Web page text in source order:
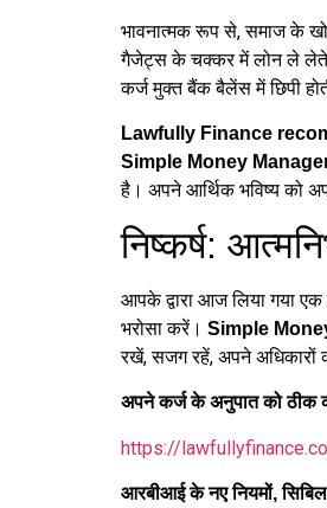
भावनात्मक रूप से, समाज के
गैजेट्स के चक्कर में लोन ले लेते हैं
कर्ज मुक्त बैंक बैलेंस में छिपी
Lawfully Finance
Simple Money
है। अपने आर्थिक भविष्य को
निष्कर्ष:
आपके द्वारा आज लिया गया
भरोसा करें। Simple
रखें, सजग रहें, अपने अधिकारों
अपने कर्ज के अनुपात को ठीक
https://
आरबीआई के नए नियमों,